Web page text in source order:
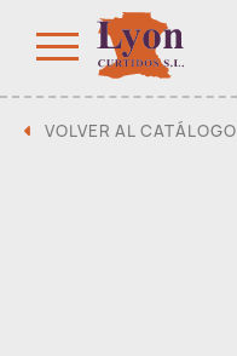
VOLVER AL CATÁLOGO